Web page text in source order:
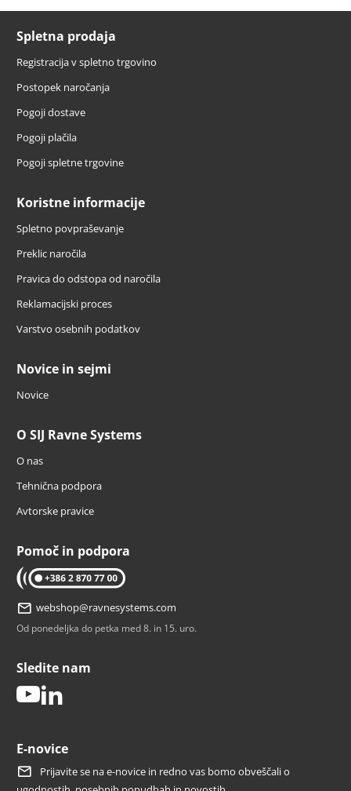
Spletna prodaja
Registracija v spletno trgovino
Postopek naročanja
Pogoji dostave
Pogoji plačila
Pogoji spletne trgovine
Koristne informacije
Spletno povpraševanje
Preklic naročila
Pravica do odstopa od naročila
Reklamacijski proces
Varstvo osebnih podatkov
Novice in sejmi
Novice
O SIJ Ravne Systems
O nas
Tehnična podpora
Avtorske pravice
Pomoč in podpora
tel: 02 870 77 00
webshop@ravnesystems.com
Od ponedeljka do petka med 8. in 15. uro.
Sledite nam
youtube
E-novice
Prijavite se na e-novice in redno vas bomo obveščali o